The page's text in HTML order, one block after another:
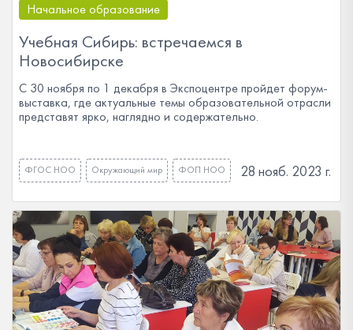
Начальное образование
Учебная Сибирь: встречаемся в
Новосибирске
С 30 ноября по 1 декабря в Экспоцентре пройдет форум-
выставка, где актуальные темы образовательной отрасли
представят ярко, наглядно и содержательно.
ФГОС НОО Окружающий мир ФОП НОО 28 нояб. 2023 г.